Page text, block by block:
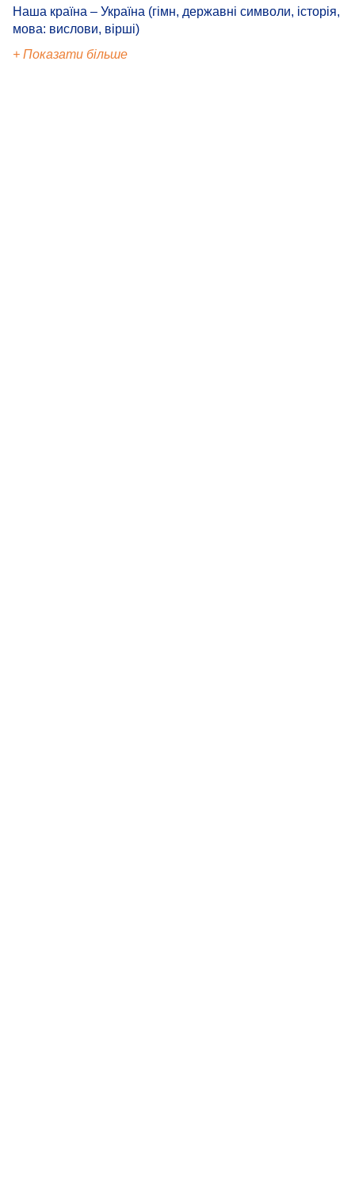
Наша країна – Україна (гімн, державні символи, історія,
мова: вислови, вірші)
+ Показати більше